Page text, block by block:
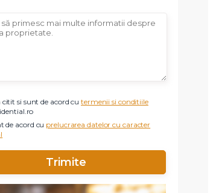
si sunt de acord cutermenii si conditiile
de acord cu prelucrarea datelor cu caracter